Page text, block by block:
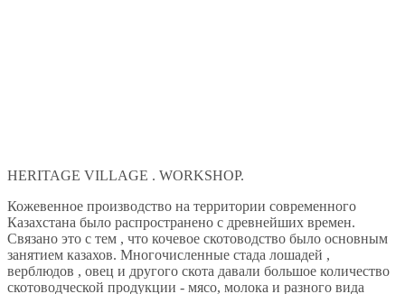
HERITAGE VILLAGE . WORKSHOP.
Кожевенное производство на территории современного
Казахстана было распространено с древнейших времен.
Связано это с тем , что кочевое скотоводство было основным
занятием казахов. Многочисленные стада лошадей ,
верблюдов , овец и другого скота давали большое количество
скотоводческой продукции - мясо, молока и разного вида